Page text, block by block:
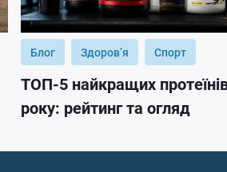
Блог Здоров’я Спорт
ТОП-5 найкращих
року: рейтинг та огляд